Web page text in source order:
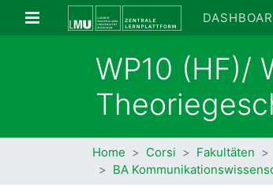
Vai al contenuto principale
Pannello laterale
WP10 (HF)/
Home Corsi Fakultäten
BA